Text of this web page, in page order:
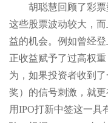
胡聪慧回顾了彩票
这些股票波动较大，
益的机会。例如曾经
正收益赋予了过高权
为，如果投资者收到
奖）的信号刺激，就
用IPO打新中签这一具